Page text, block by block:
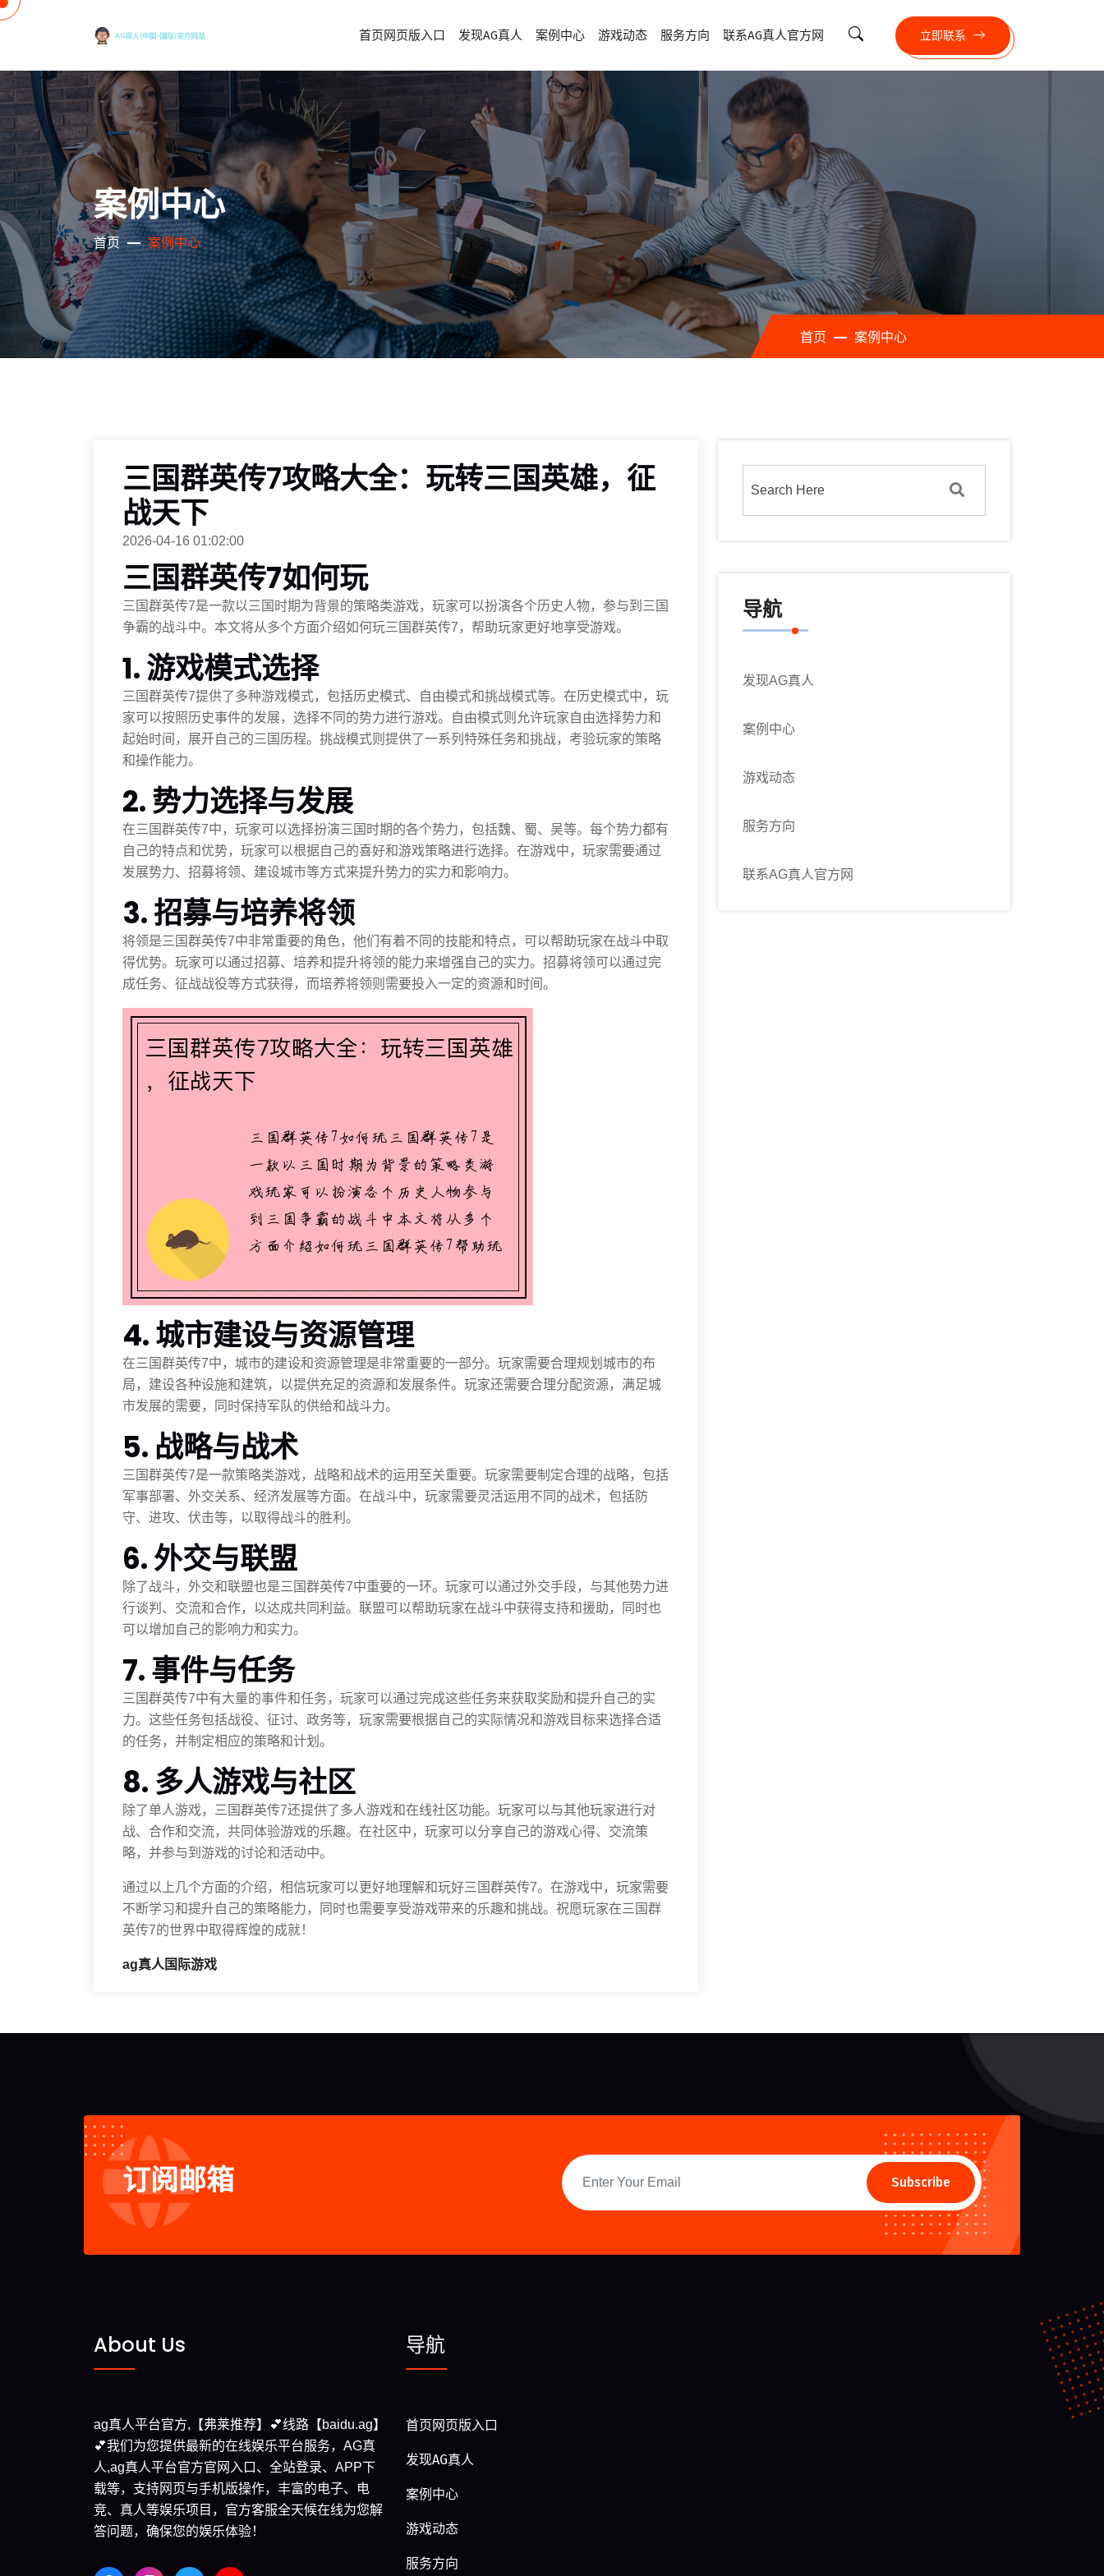
首页网页版入口 发现AG真人 案例中心 游戏动态 服务方向 联系AG真人官方网 立即联系
案例中心
首页 案例中心
首页 案例中心
三国群英传7攻略大全：玩转三国英雄，征
战天下
2026-04-16 01:02:00
三国群英传7如何玩
三国群英传7是一款以三国时期为背景的策略类游戏，玩家可以扮演各个历史人物，参与到三国
争霸的战斗中。本文将从多个方面介绍如何玩三国群英传7，帮助玩家更好地享受游戏。
1. 游戏模式选择
三国群英传7提供了多种游戏模式，包括历史模式、自由模式和挑战模式等。在历史模式中，玩
家可以按照历史事件的发展，选择不同的势力进行游戏。自由模式则允许玩家自由选择势力和
起始时间，展开自己的三国历程。挑战模式则提供了一系列特殊任务和挑战，考验玩家的策略
和操作能力。
2. 势力选择与发展
在三国群英传7中，玩家可以选择扮演三国时期的各个势力，包括魏、蜀、吴等。每个势力都有
自己的特点和优势，玩家可以根据自己的喜好和游戏策略进行选择。在游戏中，玩家需要通过
发展势力、招募将领、建设城市等方式来提升势力的实力和影响力。
3. 招募与培养将领
将领是三国群英传7中非常重要的角色，他们有着不同的技能和特点，可以帮助玩家在战斗中取
得优势。玩家可以通过招募、培养和提升将领的能力来增强自己的实力。招募将领可以通过完
成任务、征战战役等方式获得，而培养将领则需要投入一定的资源和时间。
4. 城市建设与资源管理
在三国群英传7中，城市的建设和资源管理是非常重要的一部分。玩家需要合理规划城市的布
局，建设各种设施和建筑，以提供充足的资源和发展条件。玩家还需要合理分配资源，满足城
市发展的需要，同时保持军队的供给和战斗力。
5. 战略与战术
三国群英传7是一款策略类游戏，战略和战术的运用至关重要。玩家需要制定合理的战略，包括
军事部署、外交关系、经济发展等方面。在战斗中，玩家需要灵活运用不同的战术，包括防
守、进攻、伏击等，以取得战斗的胜利。
6. 外交与联盟
除了战斗，外交和联盟也是三国群英传7中重要的一环。玩家可以通过外交手段，与其他势力进
行谈判、交流和合作，以达成共同利益。联盟可以帮助玩家在战斗中获得支持和援助，同时也
可以增加自己的影响力和实力。
7. 事件与任务
三国群英传7中有大量的事件和任务，玩家可以通过完成这些任务来获取奖励和提升自己的实
力。这些任务包括战役、征讨、政务等，玩家需要根据自己的实际情况和游戏目标来选择合适
的任务，并制定相应的策略和计划。
8. 多人游戏与社区
除了单人游戏，三国群英传7还提供了多人游戏和在线社区功能。玩家可以与其他玩家进行对
战、合作和交流，共同体验游戏的乐趣。在社区中，玩家可以分享自己的游戏心得、交流策
略，并参与到游戏的讨论和活动中。
通过以上几个方面的介绍，相信玩家可以更好地理解和玩好三国群英传7。在游戏中，玩家需要
不断学习和提升自己的策略能力，同时也需要享受游戏带来的乐趣和挑战。祝愿玩家在三国群
英传7的世界中取得辉煌的成就！
ag真人国际游戏
导航
发现AG真人
案例中心
游戏动态
服务方向
联系AG真人官方网
订阅邮箱 Subscribe
About Us
ag真人平台官方,【弗莱推荐】💕线路【baidu.ag】
💕我们为您提供最新的在线娱乐平台服务，AG真
人,ag真人平台官方官网入口、全站登录、APP下
载等，支持网页与手机版操作，丰富的电子、电
竞、真人等娱乐项目，官方客服全天候在线为您解
答问题，确保您的娱乐体验！
导航
首页网页版入口
发现AG真人
案例中心
游戏动态
服务方向